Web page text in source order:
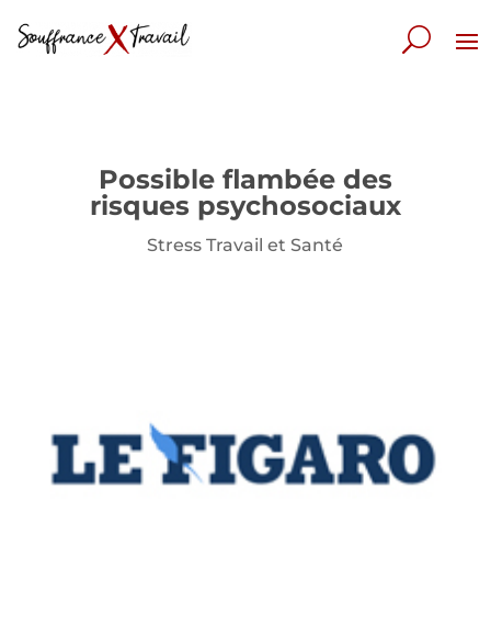
Possible flambée des
risques psychosociaux
Stress Travail et Santé